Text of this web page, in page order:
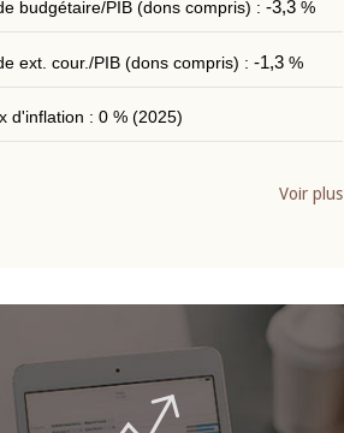
budgétaire/PIB (dons compris) : -3,3%
ext. cour./PIB (dons compris) : -1,3%
d'inflation : 0 % (2025)
Voir plus